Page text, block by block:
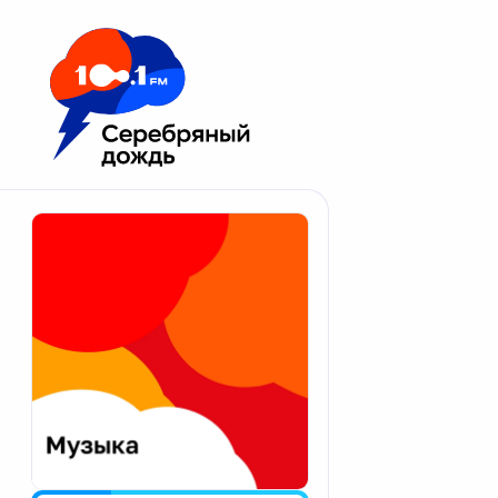
Москва 100.1 FM
Апатиты
Екатеринбург
Калининград
Калуга